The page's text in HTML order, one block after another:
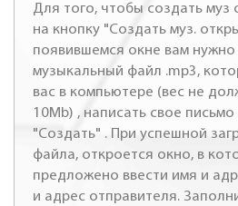
Для того, чтобы создать муз
на кнопку "Создать муз.
появившемся окне вам нужно
музыкальный файл .mp3,
вас в компьютере (вес не
10Mb) , написать свое
"Создать" . При успешной
файла, откроется окно, в
предложено ввести имя и
и адрес отправителя.